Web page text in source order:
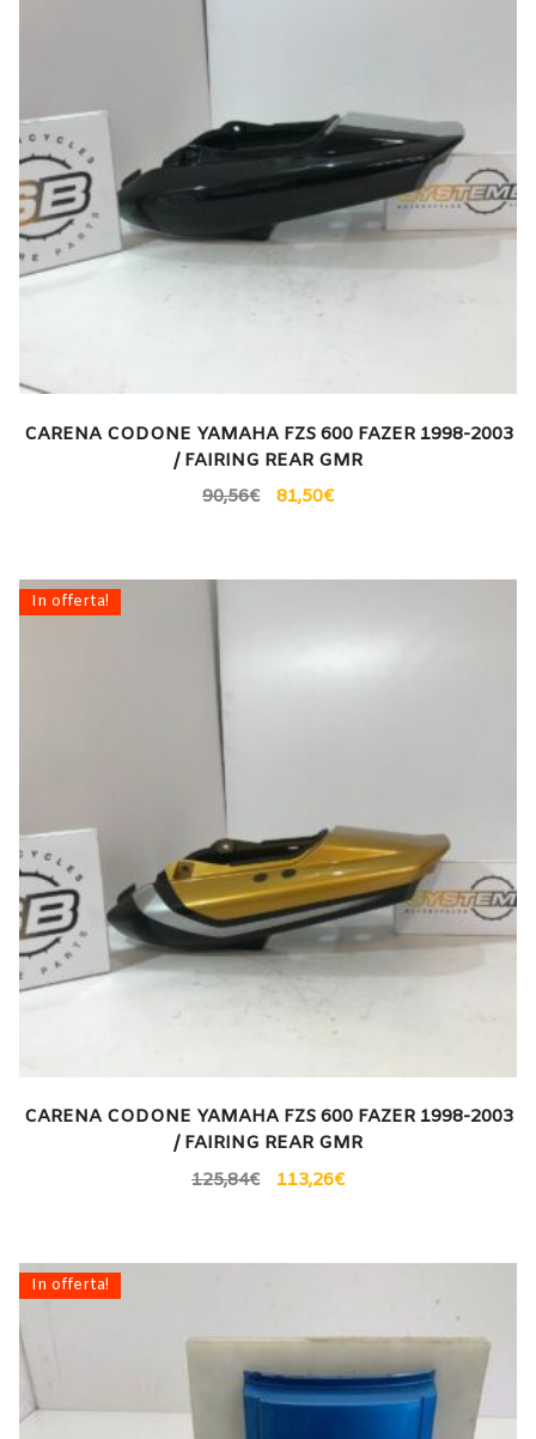
CARENA CODONE YAMAHA FZS 600 FAZER 1998-2003
/ FAIRING REAR GMR
90,56€ 81,50€
In offerta!
CARENA CODONE YAMAHA FZS 600 FAZER 1998-2003
/ FAIRING REAR GMR
125,84€ 113,26€
In offerta!